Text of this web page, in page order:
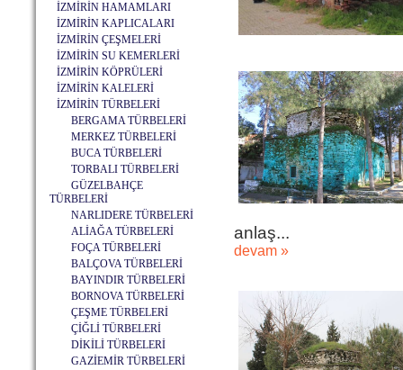
İZMİRİN HAMAMLARI
İZMİRİN KAPLICALARI
İZMİRİN ÇEŞMELERİ
İZMİRİN SU KEMERLERİ
İZMİRİN KÖPRÜLERİ
İZMİRİN KALELERİ
İZMİRİN TÜRBELERİ
BERGAMA TÜRBELERİ
MERKEZ TÜRBELERİ
BUCA TÜRBELERİ
TORBALI TÜRBELERİ
GÜZELBAHÇE
TÜRBELERİ
NARLIDERE TÜRBELERİ
ALİAĞA TÜRBELERİ
FOÇA TÜRBELERİ
BALÇOVA TÜRBELERİ
BAYINDIR TÜRBELERİ
BORNOVA TÜRBELERİ
ÇEŞME TÜRBELERİ
ÇİĞLİ TÜRBELERİ
DİKİLİ TÜRBELERİ
GAZİEMİR TÜRBELERİ
anlaş...
devam »